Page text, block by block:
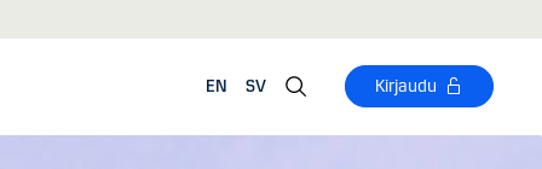
EN SV Kirjaudu